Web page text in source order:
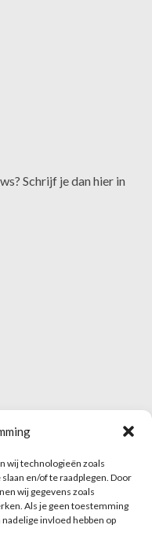
wij technologieën zoals
en/of te raadplegen. Door
wij gegevens zoals
Als je geen toestemming
invloed hebben op
Schrijf je dan hier in